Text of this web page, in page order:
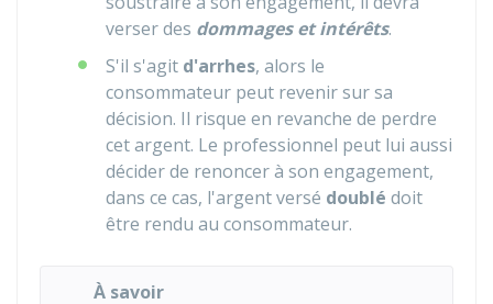
verser des dommages et intérêts.
S'il s'agit d'arrhes, alors le
consommateur peut revenir sur sa
décision. Il risque en revanche de perdre
cet argent. Le professionnel peut lui aussi
décider de renoncer à son engagement,
dans ce cas, l'argent versé doublé doit
être rendu au consommateur.
À savoir